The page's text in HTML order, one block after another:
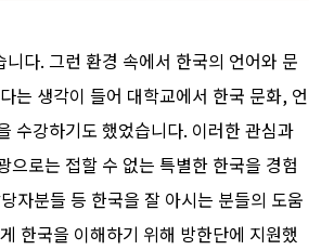
니다. 그런 환경 속에서 한국의 언어와 문
는 생각이 들어 대학교에서 한국 문화, 언
수강하기도 했었습니다. 이러한 관심과
으로는 접할 수 없는 특별한 한국을 경험
자분들 등 한국을 잘 아시는 분들의 도움
한국을 이해하기 위해 방한단에 지원했